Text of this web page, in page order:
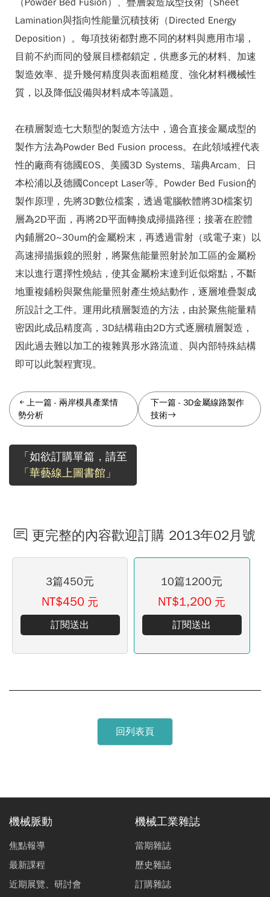
（Powder Bed Fusion）、疊層製造成型技術（Sheet
Lamination與指向性能量沉積技術（Directed Energy
Deposition）。每項技術都對應不同的材料與應用市場，
目前不約而同的發展目標都鎖定，供應多元的材料、加速
製造效率、提升幾何精度與表面粗糙度、強化材料機械性
質，以及降低設備與材料成本等議題。
在積層製造七大類型的製造方法中，適合直接金屬成型的
製作方法為Powder Bed Fusion process。在此領域裡代表
性的廠商有德國EOS、美國3D Systems、瑞典Arcam、日
本松浦以及德國Concept Laser等。Powder Bed Fusion的
製作原理，先將3D數位檔案，透過電腦軟體將3D檔案切
層為2D平面，再將2D平面轉換成掃描路徑；接著在腔體
內鋪層20~30um的金屬粉末，再透過雷射（或電子束）以
高速掃描振鏡的照射，將聚焦能量照射於加工區的金屬粉
末以進行選擇性燒結，使其金屬粉末達到近似熔點，不斷
地重複鋪粉與聚焦能量照射產生燒結動作，逐層堆疊製成
所設計之工件。運用此積層製造的方法，由於聚焦能量精
密因此成品精度高，3D結構藉由2D方式逐層積層製造，
因此過去難以加工的複雜異形水路流道、與內部特殊結構
即可以此製程實現。
上一篇 - 兩岸模具產業情
勢分析
下一篇- 3D金屬線路製作
技術
「如欲訂購單篇，請至
「華藝線上圖書館」
更完整的內容歡迎訂購 2013年02月號
3篇450元
NT$450 元
訂閱送出
10篇1200元
NT$1,200 元
訂閱送出
回列表頁
機械脈動
焦點報導
最新課程
近期展覽、研討會
機械工業雜誌
當期雜誌
歷史雜誌
訂購雜誌